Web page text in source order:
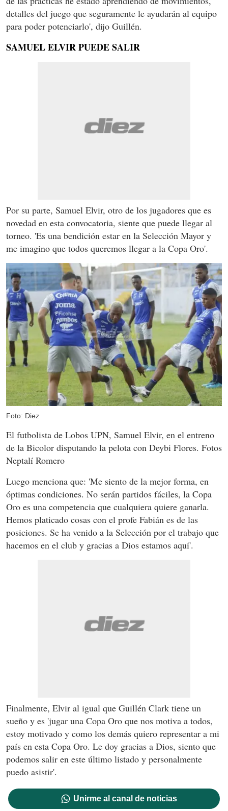
detalles del juego que seguramente le ayudarán al equipo
para poder potenciarlo', dijo Guillén.
SAMUEL ELVIR PUEDE SALIR
Por su parte, Samuel Elvir, otro de los jugadores que es
novedad en esta convocatoria, siente que puede llegar al
torneo. 'Es una bendición estar en la Selección Mayor y
me imagino que todos queremos llegar a la Copa Oro'.
Foto: Diez
El futbolista de Lobos UPN, Samuel Elvir, en el entreno
de la Bicolor disputando la pelota con Deybi Flores. Fotos
Neptalí Romero
Luego menciona que: 'Me siento de la mejor forma, en
óptimas condiciones. No serán partidos fáciles, la Copa
Oro es una competencia que cualquiera quiere ganarla.
Hemos platicado cosas con el profe Fabián es de las
posiciones. Se ha venido a la Selección por el trabajo que
hacemos en el club y gracias a Dios estamos aquí'.
Finalmente, Elvir al igual que Guillén Clark tiene un
sueño y es 'jugar una Copa Oro que nos motiva a todos,
estoy motivado y como los demás quiero representar a mi
país en esta Copa Oro. Le doy gracias a Dios, siento que
podemos salir en este último listado y personalmente
puedo asistir'.
Unirme al canal de noticias